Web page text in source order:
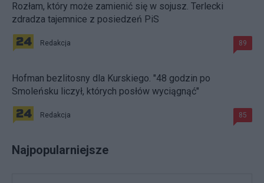
Rozłam, który może zamienić się w sojusz. Terlecki
zdradza tajemnice z posiedzeń PiS
Redakcja 89
Hofman bezlitosny dla Kurskiego. "48 godzin po
Smoleńsku liczył, których posłów wyciągnąć"
Redakcja 85
Najpopularniejsze